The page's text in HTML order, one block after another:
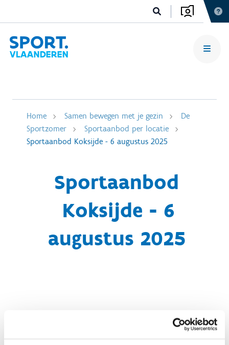
Home Samen bewegen met je gezin
De
Sportzomer
Sportaanbod per locatie
Sportaanbod Koksijde - 6 augustus 2025
Sportaanbod
Koksijde - 6
augustus 2025